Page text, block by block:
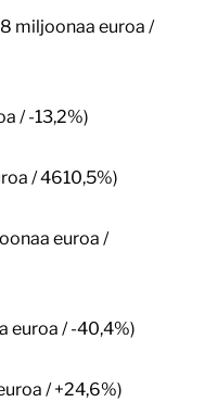
miljoonaa euroa /
/ -13,2%)
/ 4610,5%)
euroa /
euroa / -40,4%)
/ +24,6%)